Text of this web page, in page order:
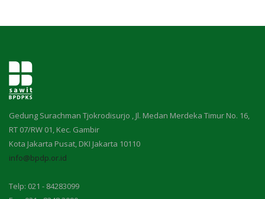
Gedung Surachman Tjokrodisurjo , Jl. Medan Merdeka Timur No. 16,
RT 07/RW 01, Kec. Gambir
Kota Jakarta Pusat, DKI Jakarta 10110
info@bpdp.or.id
Telp: 021 - 84283099